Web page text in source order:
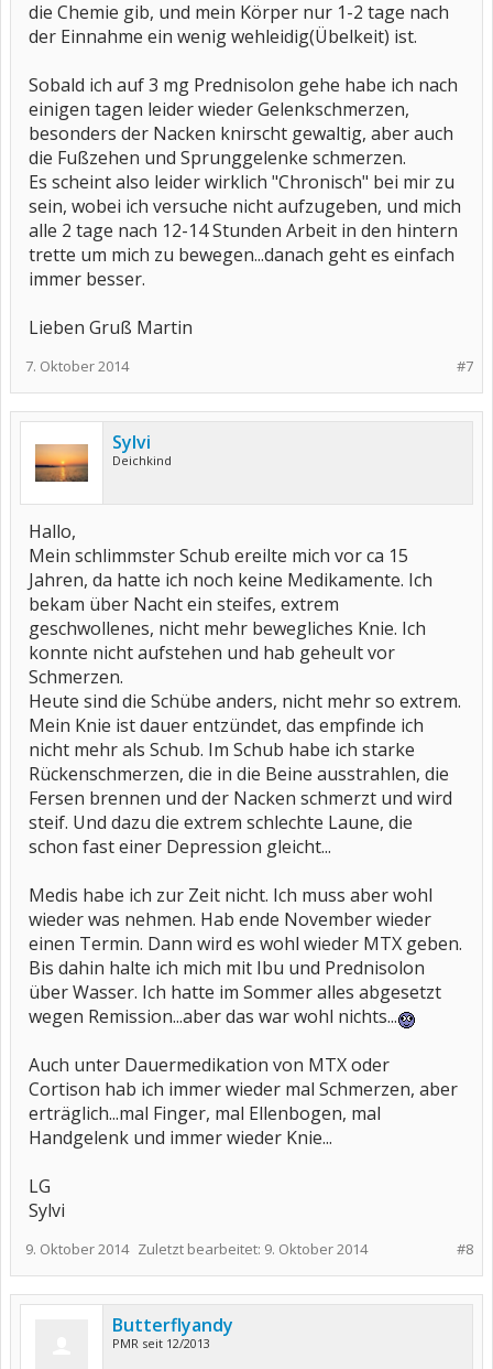
die Chemie gib, und mein Körper nur 1-2 tage nach
der Einnahme ein wenig wehleidig(Übelkeit) ist.
Sobald ich auf 3 mg Prednisolon gehe habe ich nach
einigen tagen leider wieder Gelenkschmerzen,
besonders der Nacken knirscht gewaltig, aber auch
die Fußzehen und Sprunggelenke schmerzen.
Es scheint also leider wirklich "Chronisch" bei mir zu
sein, wobei ich versuche nicht aufzugeben, und mich
alle 2 tage nach 12-14 Stunden Arbeit in den hintern
trette um mich zu bewegen...danach geht es einfach
immer besser.
Lieben Gruß Martin
#7
7. Oktober 2014
Sylvi
Deichkind
Hallo,
Mein schlimmster Schub ereilte mich vor ca 15
Jahren, da hatte ich noch keine Medikamente. Ich
bekam über Nacht ein steifes, extrem
geschwollenes, nicht mehr bewegliches Knie. Ich
konnte nicht aufstehen und hab geheult vor
Schmerzen.
Heute sind die Schübe anders, nicht mehr so extrem.
Mein Knie ist dauer entzündet, das empfinde ich
nicht mehr als Schub. Im Schub habe ich starke
Rückenschmerzen, die in die Beine ausstrahlen, die
Fersen brennen und der Nacken schmerzt und wird
steif. Und dazu die extrem schlechte Laune, die
schon fast einer Depression gleicht...
Medis habe ich zur Zeit nicht. Ich muss aber wohl
wieder was nehmen. Hab ende November wieder
einen Termin. Dann wird es wohl wieder MTX geben.
Bis dahin halte ich mich mit Ibu und Prednisolon
über Wasser. Ich hatte im Sommer alles abgesetzt
wegen Remission...aber das war wohl nichts...
Auch unter Dauermedikation von MTX oder
Cortison hab ich immer wieder mal Schmerzen, aber
erträglich...mal Finger, mal Ellenbogen, mal
Handgelenk und immer wieder Knie...
LG
Sylvi
#8
9. Oktober 2014 Zuletzt bearbeitet: 9. Oktober 2014
Butterflyandy
PMR seit 12/2013